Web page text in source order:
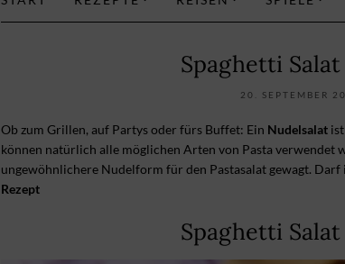
Spaghetti
20. SEPTEMBER
Ob zum Grillen, auf Partys oder fürs Buffet: Ein Nudelsalat
können natürlich alle möglichen Arten von Pasta verwendet
ungewöhnlichere Nudelform für den Pastasalat gewagt.
Rezept
Spaghetti